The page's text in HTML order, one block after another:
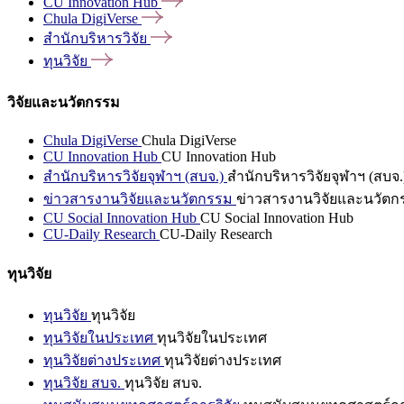
Chula DigiVerse
สำนักบริหารวิจัย
ทุนวิจัย
วิจัยและนวัตกรรม
Chula DigiVerse Chula DigiVerse
CU Innovation Hub CU Innovation Hub
สำนักบริหารวิจัยจุฬาฯ (สบจ.) สำนักบริหารวิจัยจุฬาฯ (สบจ
ข่าวสารงานวิจัยและนวัตกรรม ข่าวสารงานวิจัยและนวัตก
CU Social Innovation Hub CU Social Innovation Hub
CU-Daily Research CU-Daily Research
ทุนวิจัย
ทุนวิจัย ทุนวิจัย
ทุนวิจัยในประเทศ ทุนวิจัยในประเทศ
ทุนวิจัยต่างประเทศ ทุนวิจัยต่างประเทศ
ทุนวิจัย สบจ. ทุนวิจัย สบจ.